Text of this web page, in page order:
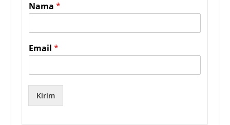
Nama*
Email*
Kirim